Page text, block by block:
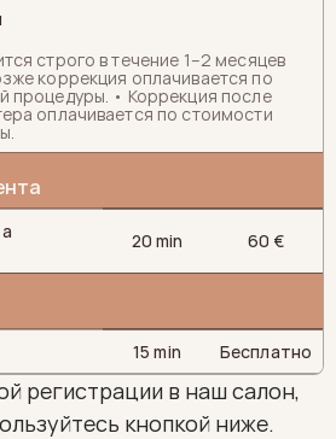
строго в течение 1–2 месяцев
коррекция оплачивается по
процедуры. • Коррекция после
оплачивается по стоимости
20 min 60 €
15 min Бесплатно
регистрации в наш салон,
кнопкой ниже.